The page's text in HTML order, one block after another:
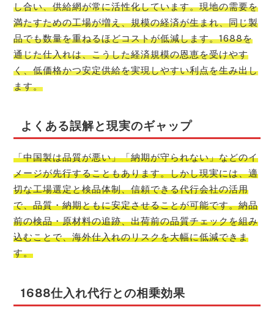
し合い、供給網が常に活性化しています。現地の需要を
満たすための工場が増え、規模の経済が生まれ、同じ製
品でも数量を重ねるほどコストが低減します。1688を
通じた仕入れは、こうした経済規模の恩恵を受けやす
く、低価格かつ安定供給を実現しやすい利点を生み出し
ます。
よくある誤解と現実のギャップ
「中国製は品質が悪い」「納期が守られない」などのイ
メージが先行することもあります。しかし現実には、適
切な工場選定と検品体制、信頼できる代行会社の活用
で、品質・納期ともに安定させることが可能です。納品
前の検品・原材料の追跡、出荷前の品質チェックを組み
込むことで、海外仕入れのリスクを大幅に低減できま
す。
1688仕入れ代行との相乗効果